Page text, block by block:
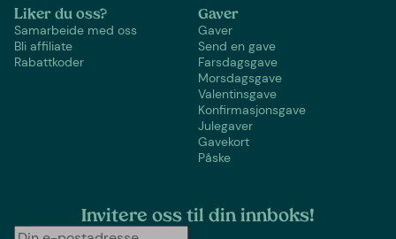
Liker du oss?
Samarbeide med oss
Bli affiliate
Rabattkoder
Gaver
Gaver
Send en gave
Farsdagsgave
Morsdagsgave
Valentinsgave
Konfirmasjonsgave
Julegaver
Gavekort
Påske
Invitere oss til din innboks!